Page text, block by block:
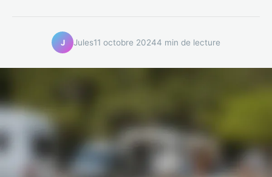
J Jules11 octobre 20244 min de lecture